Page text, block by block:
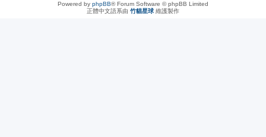
Powered by phpBB® Forum Software © phpBB Limited
正體中文語系由 竹貓星球 維護製作